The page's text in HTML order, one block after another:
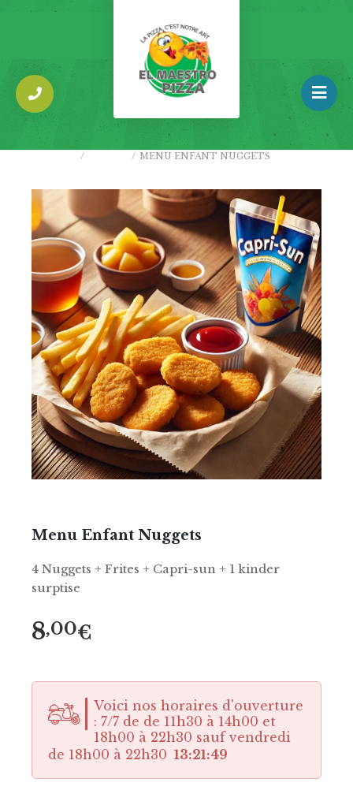
/ / MENU ENFANT NUGGETS
Menu Enfant Nuggets
4 Nuggets + Frites + Capri-sun + 1 kinder
surptise
8,00€
Voici nos horaires d'ouverture
: 7/7 de de 11h30 à 14h00 et
18h00 à 22h30 sauf vendredi
de 18h00 à 22h30 13:21:48